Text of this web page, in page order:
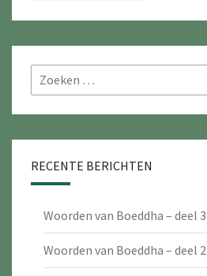
Zoeken
naar:
RECENTE BERICHTEN
Woorden van Boeddha – deel 3
Woorden van Boeddha – deel 2